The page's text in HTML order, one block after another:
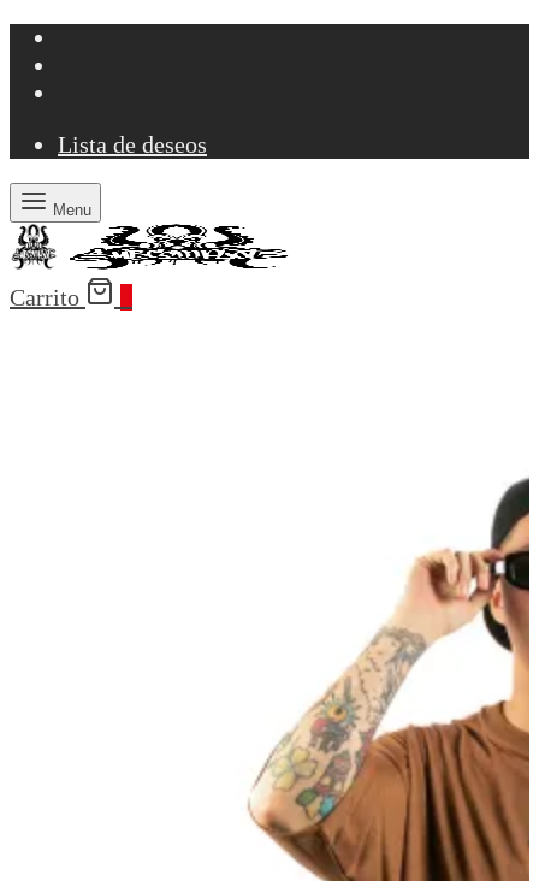
Lista de deseos
Menu
Carrito